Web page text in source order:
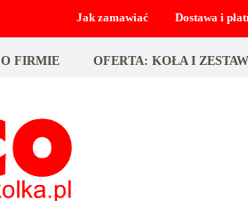
Jak zamawiać Dostawa i
O FIRMIE OFERTA: KOŁA I